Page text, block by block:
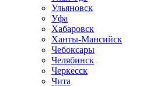
Ульяновск
Уфа
Хабаровск
Ханты-Мансийск
Чебоксары
Челябинск
Черкесск
Чита